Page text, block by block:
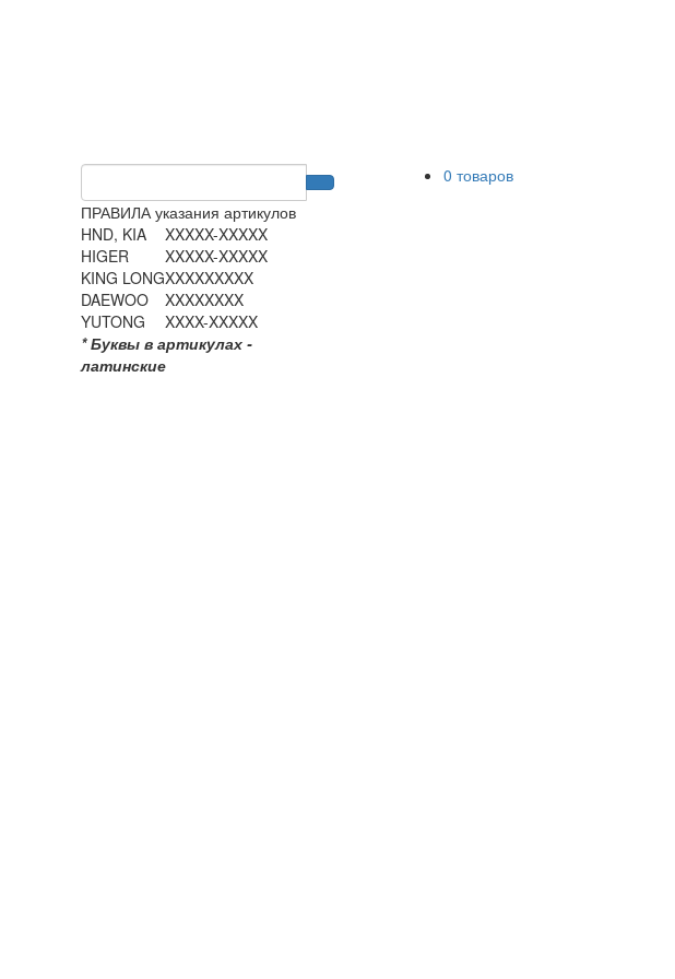
ПРАВИЛА указания артикулов
HND, KIA
XXXXX-XXXXX
HIGER
XXXXX-XXXXX
KING LONGXXXXXXXXX
DAEWOO
XXXXXXXX
YUTONG
XXXX-XXXXX
* Буквы в артикулах -
латинские
0 товаров